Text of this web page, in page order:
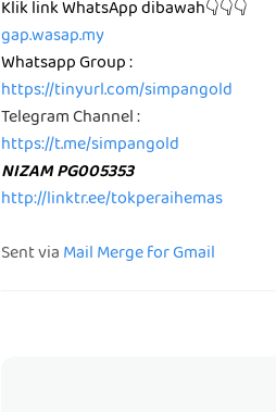
Klik link WhatsApp dibawah👇👇👇
gap.wasap.my
Whatsapp Group :
https://tinyurl.com/simpangold
Telegram Channel :
https://t.me/simpangold
NIZAM PG005353
http://linktr.ee/tokperaihemas
Sent viaMail Merge for Gmail